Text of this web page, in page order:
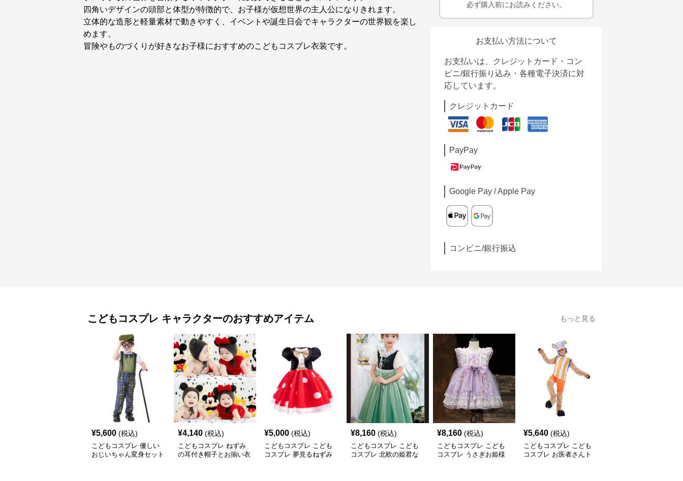
四角いデザインの頭部と体型が特徴的で、お子様が仮想世界の主人公になりきれます。
立体的な造形と軽量素材で動きやすく、イベントや誕生日会でキャラクターの世界観を楽し
めます。
冒険やものづくりが好きなお子様におすすめのこどもコスプレ衣装です。
必ず購入前にお読みください。
お支払い方法について
お支払いは、クレジットカード・コン
ビニ/銀行振り込み・各種電子決済に対
応しています。
クレジットカード
PayPay
Google Pay / Apple Pay
コンビニ/銀行振込
こどもコスプレ キャラクターのおすすめアイテム もっと見る
¥5,600 (税込)
こどもコスプレ 優しい
おじいちゃん変身セット
¥4,140 (税込)
こどもコスプレ ねずみ
の耳付き帽子とお揃い衣
¥5,000 (税込)
こどもコスプレ こども
コスプレ 夢見るねずみ
¥8,160 (税込)
こどもコスプレ こども
コスプレ 北欧の姫君な
¥8,160 (税込)
こどもコスプレ こども
コスプレ うさぎお姫様
¥5,640 (税込)
こどもコスプレ こども
コスプレ お医者さんト